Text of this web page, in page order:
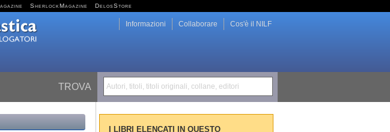
SherlockMagazine DelosStore
TROVA Autori, titoli, titoli originali, collane, editori
Cos'è il NILF
Collaborare
Informazioni
I LIBRI ELENCATI IN QUESTO